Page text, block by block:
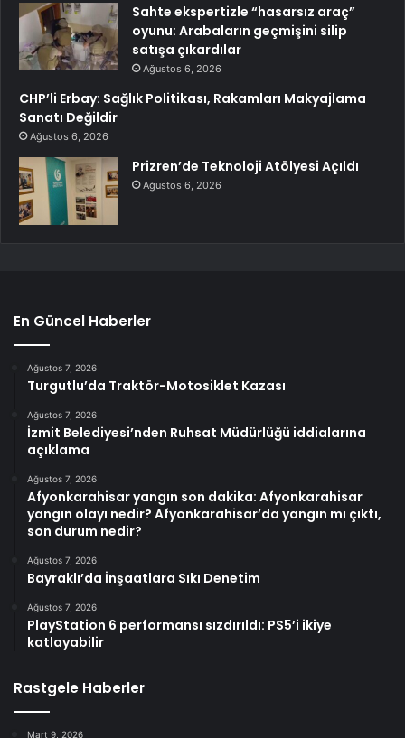
Sahte ekspertizle “hasarsız araç”
oyunu: Arabaların geçmişini silip
satışa çıkardılar
Ağustos 6, 2026
CHP’li Erbay: Sağlık Politikası, Rakamları Makyajlama
Sanatı Değildir
Ağustos 6, 2026
Prizren’de Teknoloji Atölyesi Açıldı
Ağustos 6, 2026
En Güncel Haberler
Ağustos 7, 2026
Turgutlu’da Traktör-Motosiklet Kazası
Ağustos 7, 2026
İzmit Belediyesi’nden Ruhsat Müdürlüğü iddialarına
açıklama
Ağustos 7, 2026
Afyonkarahisar yangın son dakika: Afyonkarahisar
yangın olayı nedir? Afyonkarahisar’da yangın mı çıktı,
son durum nedir?
Ağustos 7, 2026
Bayraklı’da İnşaatlara Sıkı Denetim
Ağustos 7, 2026
PlayStation 6 performansı sızdırıldı: PS5’i ikiye
katlayabilir
Rastgele Haberler
Mart 9, 2026